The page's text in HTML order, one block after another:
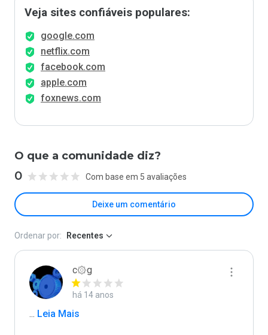
Veja sites confiáveis populares:
google.com
netflix.com
facebook.com
apple.com
foxnews.com
O que a comunidade diz?
0 Com base em 5 avaliações
Deixe um comentário
Ordenar por: Recentes
c۞g
há 14 anos
... Leia Mais